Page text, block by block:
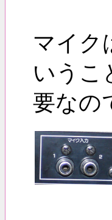
マイク
いうこ
要なの